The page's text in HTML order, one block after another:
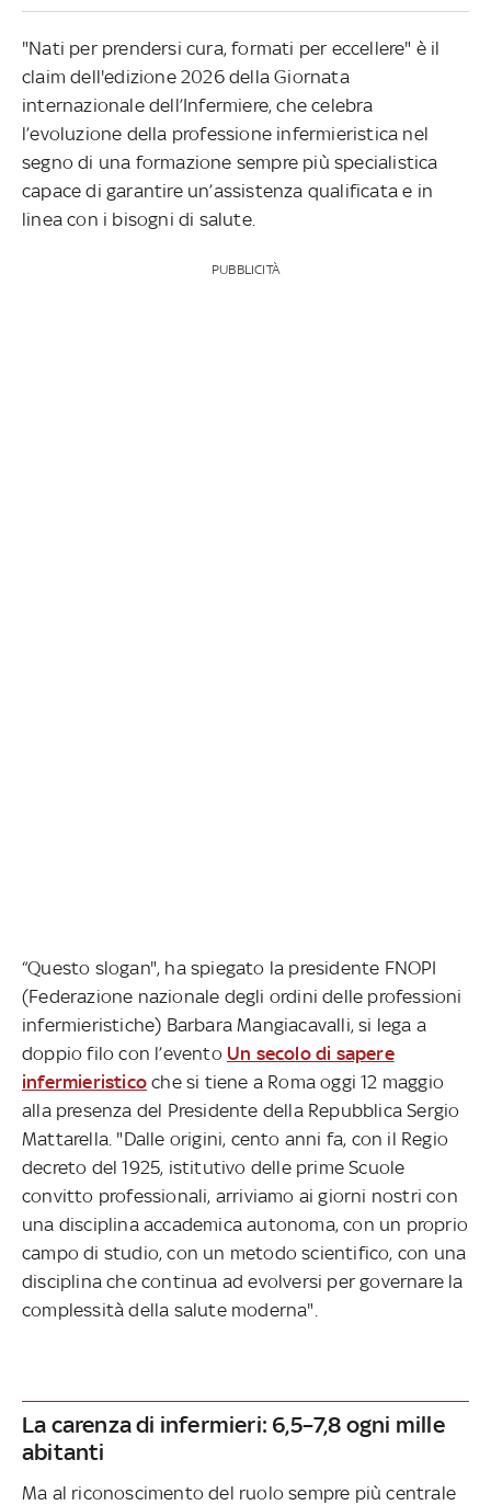
"Nati per prendersi cura, formati per eccellere" è il
claim dell'edizione 2026 della Giornata
internazionale dell’Infermiere, che celebra
l’evoluzione della professione infermieristica nel
segno di una formazione sempre più specialistica
capace di garantire un’assistenza qualificata e in
linea con i bisogni di salute.
PUBBLICITÀ
“Questo slogan", ha spiegato la presidente FNOPI
(Federazione nazionale degli ordini delle professioni
infermieristiche) Barbara Mangiacavalli, si lega a
doppio filo con l’evento Un secolo di sapere
infermieristico che si tiene a Roma oggi 12 maggio
alla presenza del Presidente della Repubblica Sergio
Mattarella. "Dalle origini, cento anni fa, con il Regio
decreto del 1925, istitutivo delle prime Scuole
convitto professionali, arriviamo ai giorni nostri con
una disciplina accademica autonoma, con un proprio
campo di studio, con un metodo scientifico, con una
disciplina che continua ad evolversi per governare la
complessità della salute moderna".
La carenza di infermieri: 6,5–7,8 ogni mille
abitanti
Ma al riconoscimento del ruolo sempre più centrale